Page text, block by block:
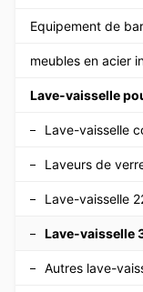
Equipement de
meubles en acier
Lave-vaisselle
Lave-vaisselle
Laveurs de
Lave-vaisselle
Lave-vaisselle
Autres lave-